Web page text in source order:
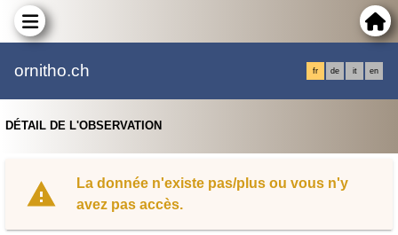
ornitho.ch fr de it en
DÉTAIL DE L'OBSERVATION
La donnée n'existe pas/plus ou vous n'y
avez pas accès.